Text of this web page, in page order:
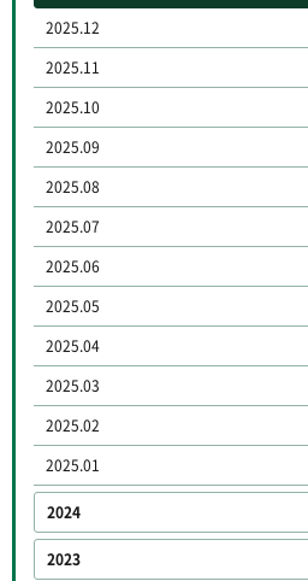
2025.12
2025.11
2025.10
2025.09
2025.08
2025.07
2025.06
2025.05
2025.04
2025.03
2025.02
2025.01
2024
2023